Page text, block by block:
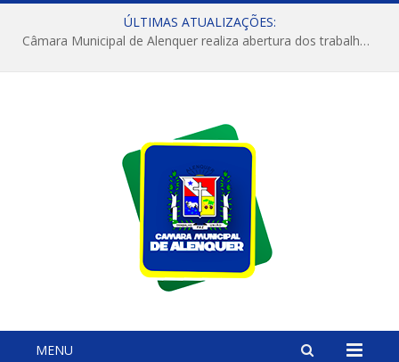
ÚLTIMAS ATUALIZAÇÕES:
Câmara Municipal de Alenquer realiza abertura dos trabalhos do 4º Período Legislativo
MENU